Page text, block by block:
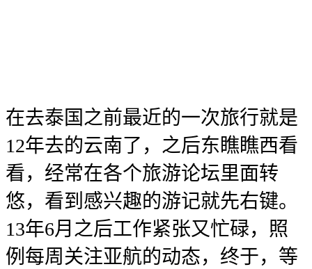
在去泰国之前最近的一次旅行就是
12年去的云南了，之后东瞧瞧西看
看，经常在各个旅游论坛里面转
悠，看到感兴趣的游记就先右键。
13年6月之后工作紧张又忙碌，照
例每周关注亚航的动态，终于，等